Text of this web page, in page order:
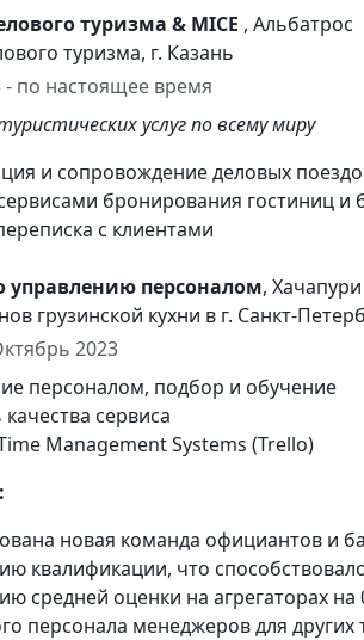
туризма & MICE , Альбатрос
туризма, г. Казань
- по настоящее время
услуг по всему миру
и сопровождение деловых
бронирования гостиниц и
с клиентами
управлению персоналом,
грузинской кухни в г. Санкт-
2023
персоналом, подбор и обучение
сервиса
Management Systems (Trello)
новая команда официантов и
квалификации, что
средней оценки на агрегаторах
персонала менеджеров для других